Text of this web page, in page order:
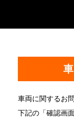
車両に関するお
下記の「確認画